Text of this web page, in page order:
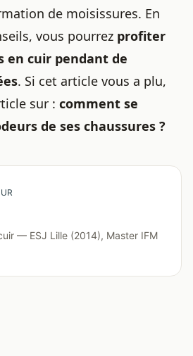
de moisissures. En
vous pourrez profiter
en cuir pendant de
. Si cet article vous a plu,
sur : comment se
de ses chaussures ?
— ESJ Lille (2014), Master IFM